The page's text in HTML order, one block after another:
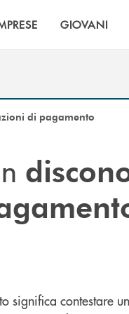
GIOVANI
di pagamento
significa contestare